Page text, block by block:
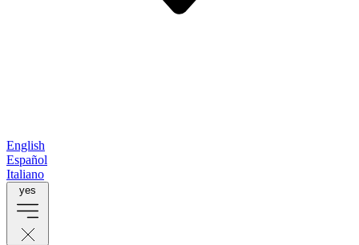
English
Español
Italiano
yes